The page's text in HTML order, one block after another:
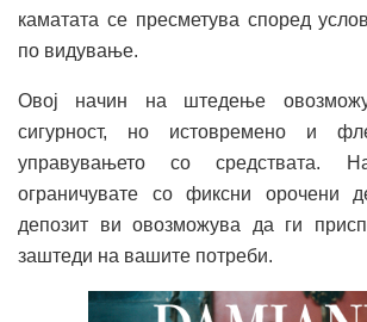
каматата се пресметува според
по видување.
Овој начин на штедење
сигурност, но истовремено и
управувањето со средствата.
ограничувате со фиксни орочени
депозит ви овозможува да ги
заштеди на вашите потреби.